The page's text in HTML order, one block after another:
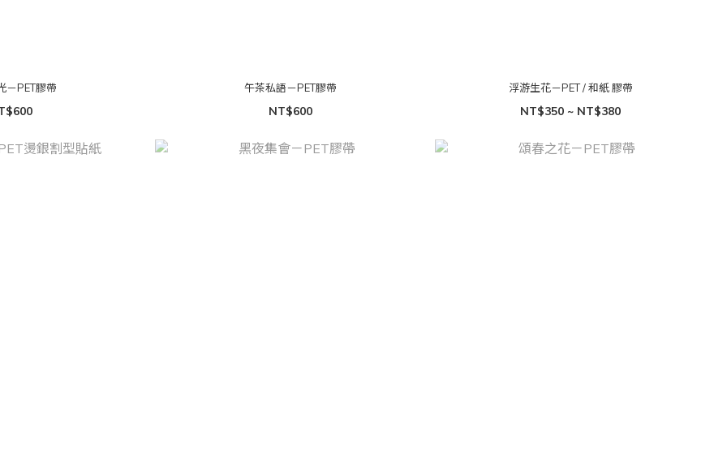
－PET膠帶 午茶私語－PET膠帶
NT$600
浮游生花－PET / 和紙 膠帶
NT$350 ~ NT$380